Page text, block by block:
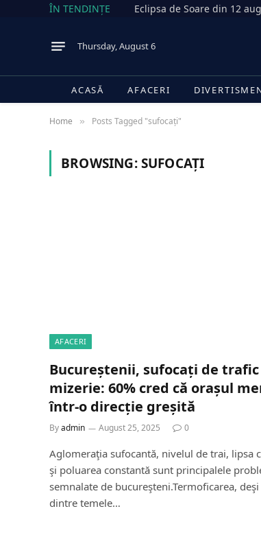
ÎN TENDINȚE
Thursday, August 6
ACASĂ AFACERI
Home » Posts Tagged "sufocați"
BROWSING:SUFOCAȚI
AFACERI
Bucureștenii, sufocați de trafic
mizerie: 60% cred că orașul
într-o direcție greșită
Byadmin August 25, 2025 0
Aglomeraţia sufocantă, nivelul de trai, lipsa
şi poluarea constantă sunt principalele
semnalate de bucureşteni.Termoficarea,
dintre temele…